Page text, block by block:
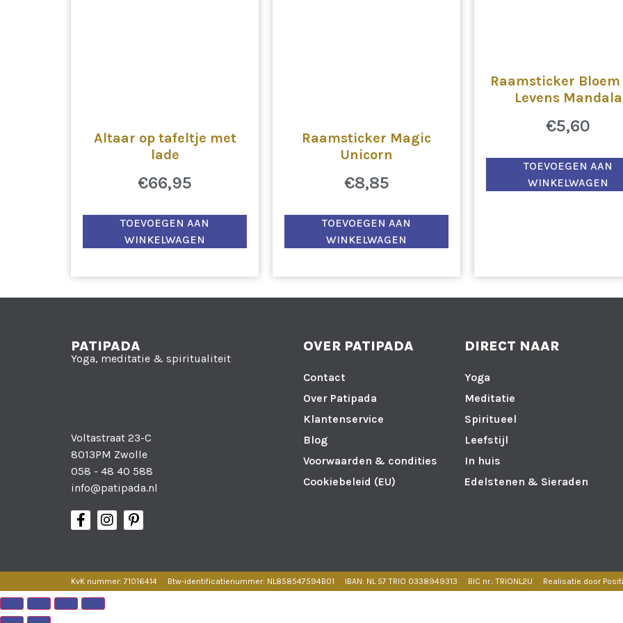
Altaar op tafeltje met
lade
€66,95
TOEVOEGEN AAN
WINKELWAGEN
Raamsticker Magic
Unicorn
€8,85
TOEVOEGEN AAN
WINKELWAGEN
Raamsticker Bloem
Levens Mandala
€5,60
TOEVOEGEN AAN
WINKELWAGEN
PATIPADA
Yoga, meditatie & spiritualiteit
Voltastraat 23-C
8013PM Zwolle
058 - 48 40 588
info@patipada.nl
OVER PATIPADA
Contact
Over Patipada
Klantenservice
Blog
Voorwaarden & condities
Cookiebeleid (EU)
DIRECT NAAR
Yoga
Meditatie
Spiritueel
Leefstijl
In huis
Edelstenen & Sieraden
KvK nummer: 71016414 Btw-identificatienummer: NL858547594B01 IBAN: NL 57 TRIO 0338949313 BIC nr.: TRIONL2U Realisatie door